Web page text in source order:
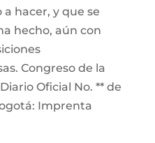
hacer, y que se
hecho, aún con
Congreso de la
Oficial No. ** de
Imprenta